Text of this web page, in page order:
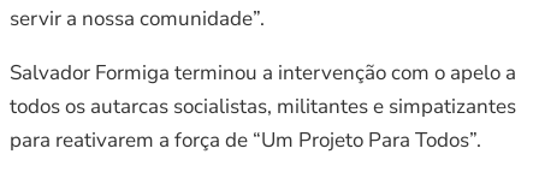
servir a nossa comunidade”.
Salvador Formiga terminou a intervenção com o apelo a
todos os autarcas socialistas, militantes e simpatizantes
para reativarem a força de “Um Projeto Para Todos”.